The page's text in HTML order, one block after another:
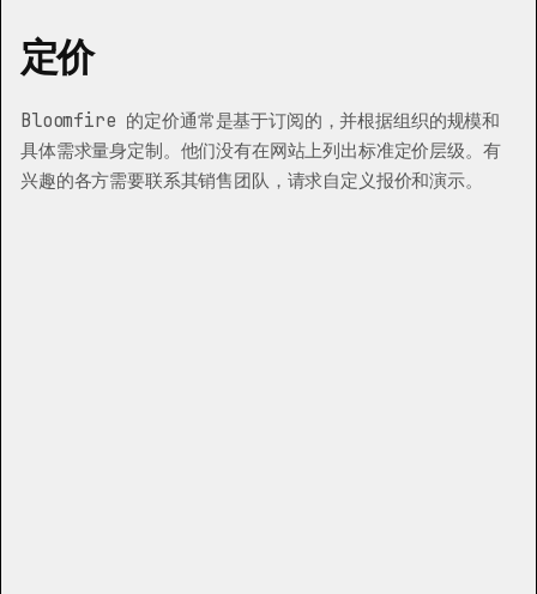
定价
Bloomfire 的定价通常是基于订阅的，并根据组织的规模和
具体需求量身定制。他们没有在网站上列出标准定价层级。有
兴趣的各方需要联系其销售团队，请求自定义报价和演示。